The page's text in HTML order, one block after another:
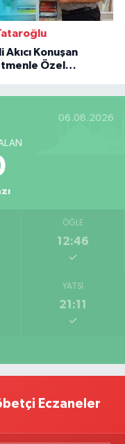
Akıcı Konuşan
Özel
06.08.2026
ÖĞLE
12:46
YATSI
21:11
Eczaneler